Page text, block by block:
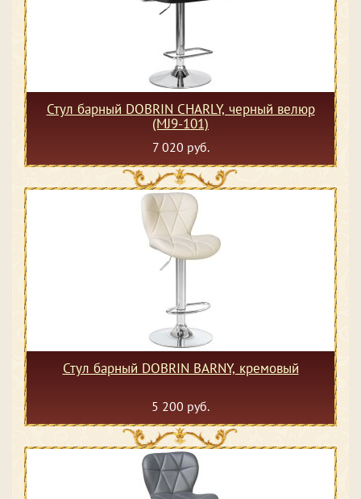
Стул барный DOBRIN CHARLY, черный велюр
(MJ9-101)
7 020 руб.
Стул барный DOBRIN BARNY, кремовый
5 200 руб.